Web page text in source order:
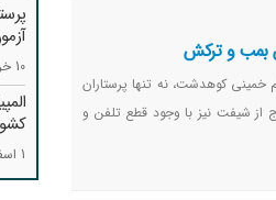
بمب و ترکش
از بمباران 200 متری بیمارستان امام خمینی کوهدشت، نه تنها پرستاران
از شیفت نیز با وجود قطع تلفن و
10 خرداد 1401
1 اسفند 1400